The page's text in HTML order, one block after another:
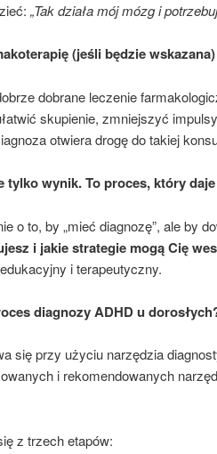
„Tak działa mój mózg i
(jeśli będzie wskazana)
dobrane leczenie
skupienie, zmniejszyć
otwiera drogę do takiej
tylko wynik. To proces, który
o to, by „mieć diagnozę”, ale by
i jakie strategie mogą Cię
i terapeutyczny.
diagnozy ADHD u
się przy użyciu narzędzia
i rekomendowanych
z trzech etapów: